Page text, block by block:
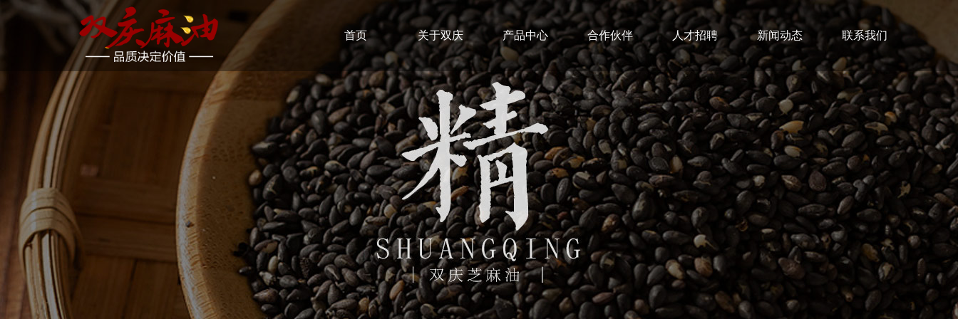
首页 关于双庆 产品中心 合作伙伴 人才招聘 新闻动态 联系我们